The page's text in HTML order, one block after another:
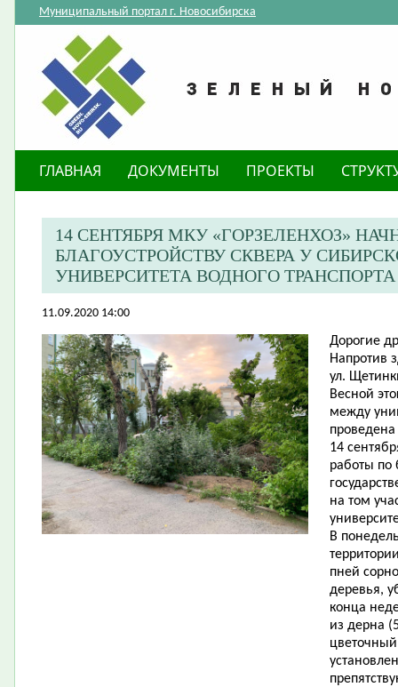
Муниципальный портал г. Новосибирска
ГЛАВНАЯ ДОКУМЕНТЫ ПРОЕКТЫ
14 СЕНТЯБРЯ МКУ «ГОРЗЕЛЕНХОЗ»
БЛАГОУСТРОЙСТВУ СКВЕРА У
УНИВЕРСИТЕТА ВОДНОГО ТРАНСПОРТА
11.09.2020 14:00
Дорогие
Напротив
ул.
Весной
между
14
работы по
на том
В
пней
деревья,
конца
из дерна